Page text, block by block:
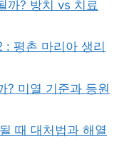
까? 방치 vs 치료
: 평촌 마리아 생리
? 미열 기준과 등원
때 대처법과 해열